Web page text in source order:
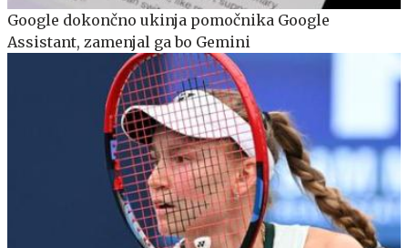
Google dokončno ukinja pomočnika Google
Assistant, zamenjal ga bo Gemini